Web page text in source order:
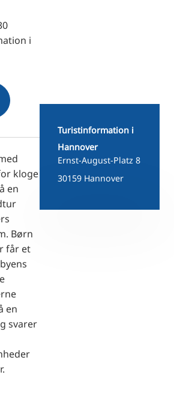
KO
i
kloge
en
Børn
får et
en
svarer
Turistinformation i
Hannover
Ernst-August-Platz 8
30159 Hannover